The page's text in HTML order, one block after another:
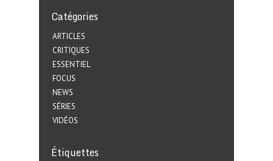
Catégories
ARTICLES
CRITIQUES
ESSENTIEL
FOCUS
NEWS
SÉRIES
VIDÉOS
Étiquettes